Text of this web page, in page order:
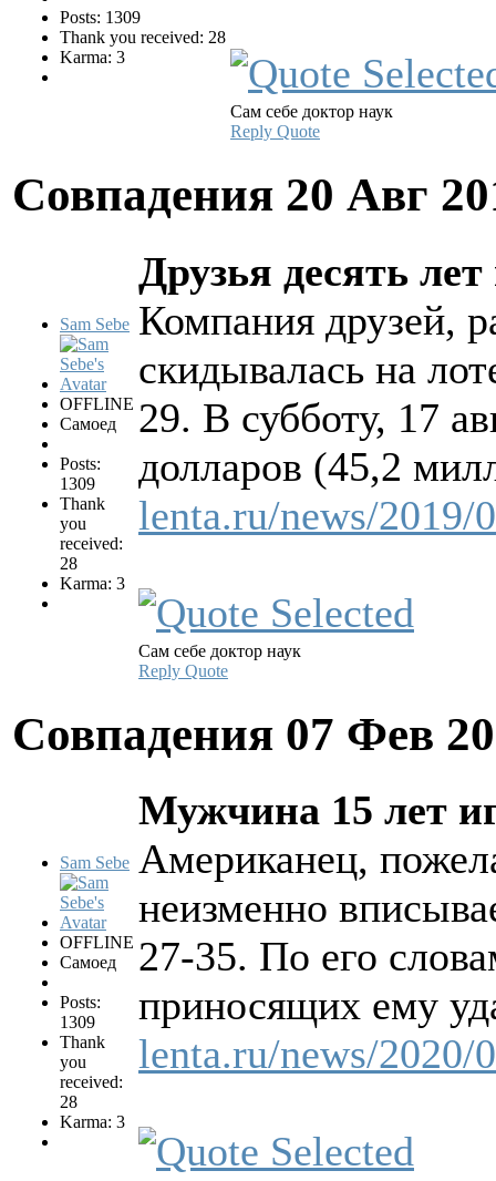
Posts: 1309
Thank you received: 28
Karma: 3
Сам себе доктор наук
Reply Quote
Совпадения 20 Авг
Sam Sebe
OFFLINE
Самоед
Posts:
1309
Thank
you
received:
28
Karma: 3
Друзья десять
Компания друзей,
скидывалась на
29. В субботу, 17
долларов (45,2
lenta.ru/news/
Сам себе доктор наук
Reply Quote
Совпадения 07 Фев
Sam Sebe
OFFLINE
Самоед
Posts:
1309
Thank
you
received:
28
Karma: 3
Мужчина 15 лет
Американец,
неизменно
27-35. По его
приносящих ему
lenta.ru/news/2020/